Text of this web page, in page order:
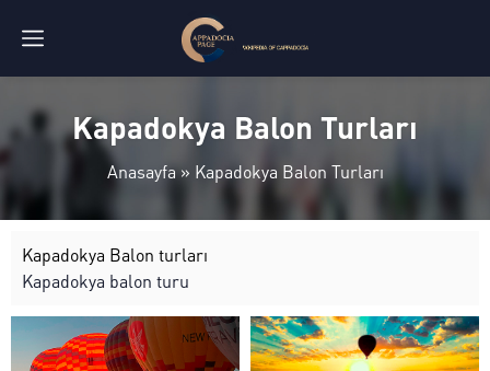
Kapadokya Balon Turları
Anasayfa» Kapadokya Balon Turları
Kapadokya Balon turları
Kapadokya balon turu